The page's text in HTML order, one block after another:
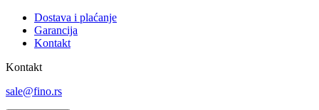
Dostava i plaćanje
Garancija
Kontakt
Kontakt
sale@fino.rs